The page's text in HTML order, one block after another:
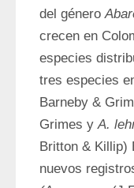
del género
crecen en
especies
tres especies
Barneby &
Grimes y A.
Britton & Killip)